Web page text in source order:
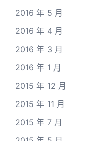
2016 年 5 月
2016 年 4 月
2016 年 3 月
2016 年 1 月
2015 年 12 月
2015 年 11 月
2015 年 7 月